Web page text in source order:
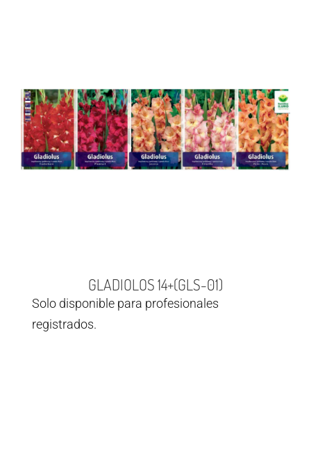
GLADIOLOS 14+(GLS-01)
Solo disponible para profesionales
registrados.